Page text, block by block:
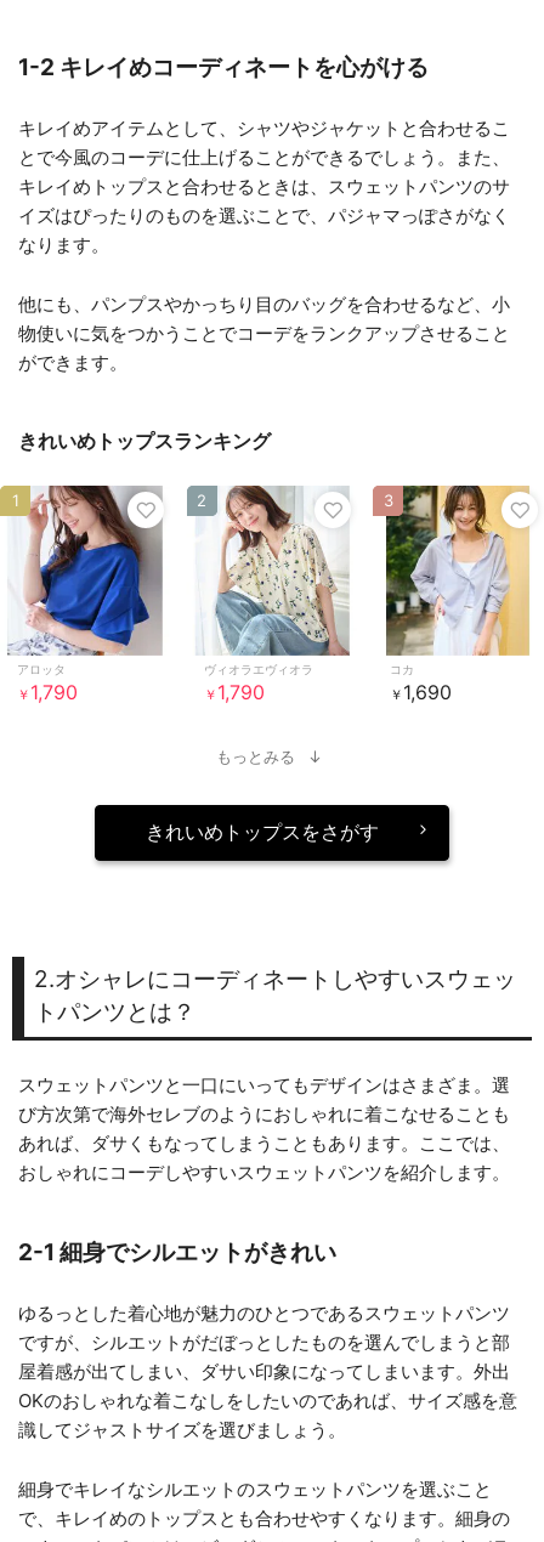
1-2 キレイめコーディネートを心がける
キレイめアイテムとして、シャツやジャケットと合わせるこ
とで今風のコーデに仕上げることができるでしょう。また、
キレイめトップスと合わせるときは、スウェットパンツのサ
イズはぴったりのものを選ぶことで、パジャマっぽさがなく
なります。
他にも、パンプスやかっちり目のバッグを合わせるなど、小
物使いに気をつかうことでコーデをランクアップさせること
ができます。
きれいめトップスランキング
アロッタ
￥ 1,790
1
ヴィオラエヴィオラ
￥ 1,790
2
コカ
￥ 1,690
3
もっとみる
きれいめトップスをさがす
2.オシャレにコーディネートしやすいスウェッ
トパンツとは？
スウェットパンツと一口にいってもデザインはさまざま。選
び方次第で海外セレブのようにおしゃれに着こなせることも
あれば、ダサくもなってしまうこともあります。ここでは、
おしゃれにコーデしやすいスウェットパンツを紹介します。
2-1 細身でシルエットがきれい
ゆるっとした着心地が魅力のひとつであるスウェットパンツ
ですが、シルエットがだぼっとしたものを選んでしまうと部
屋着感が出てしまい、ダサい印象になってしまいます。外出
OKのおしゃれな着こなしをしたいのであれば、サイズ感を意
識してジャストサイズを選びましょう。
細身でキレイなシルエットのスウェットパンツを選ぶこと
で、キレイめのトップスとも合わせやすくなります。細身の